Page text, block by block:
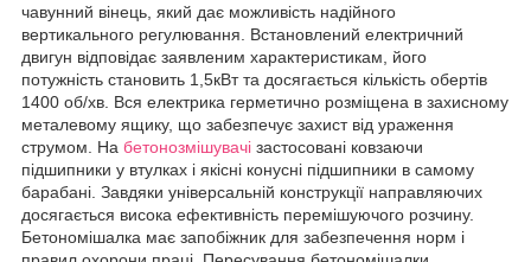
чавунний вінець, який дає можливість надійного
вертикального регулювання. Встановлений електричний
двигун відповідає заявленим характеристикам, його
потужність становить 1,5кВт та досягається кількість обертів
1400 об/хв. Вся електрика герметично розміщена в захисному
металевому ящику, що забезпечує захист від ураження
струмом. На бетонозмішувачі застосовані ковзаючи
підшипники у втулках і якісні конусні підшипники в самому
барабані. Завдяки універсальній конструкції направляючих
досягається висока ефективність перемішуючого розчину.
Бетономішалка має запобіжник для забезпечення норм і